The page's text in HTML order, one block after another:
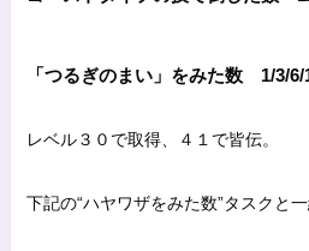
「つるぎのまい」をみた数 1/3/6/
レベル３０で取得、４１で皆伝。
下記の“ハヤワザをみた数”タスクと